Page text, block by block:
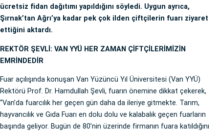
ücretsiz fidan dağıtımı yapıldığını söyledi. Uygun ayrıca,
Şırnak’tan Ağrı’ya kadar pek çok ilden çiftçilerin fuarı ziyaret
ettiğini aktardı.
REKTÖR ŞEVLİ: VAN YYÜ HER ZAMAN ÇİFTÇİLERİMİZİN
EMRİNDEDİR
Fuar açılışında konuşan Van Yüzüncü Yıl Üniversitesi (Van YYÜ)
Rektörü Prof. Dr. Hamdullah Şevli, fuarın önemine dikkat çekerek,
“Van’da fuarcılık her geçen gün daha da ileriye gitmekte. Tarım,
hayvancılık ve Gıda Fuarı en dolu dolu ve kalabalık geçen fuarların
başında geliyor. Bugün de 80’nin üzerinde firmanın fuara katıldığını